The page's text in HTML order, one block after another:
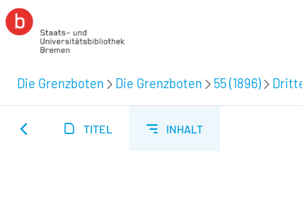
Die Grenzboten Die Grenzboten 55 (1896)
TITEL INHALT